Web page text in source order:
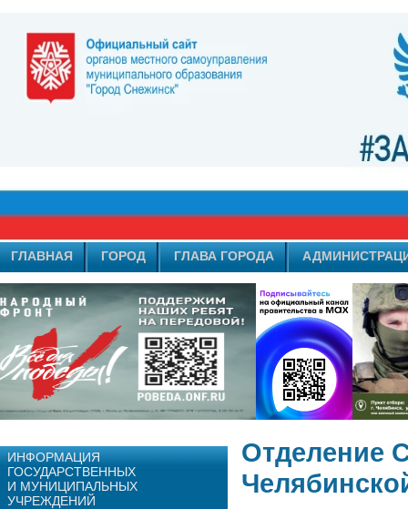
ГЛАВНАЯ ГОРОД ГЛАВА ГОРОДА
ИНФОРМАЦИЯ
ГОСУДАРСТВЕННЫХ
И МУНИЦИПАЛЬНЫХ
УЧРЕЖДЕНИЙ
Отделение